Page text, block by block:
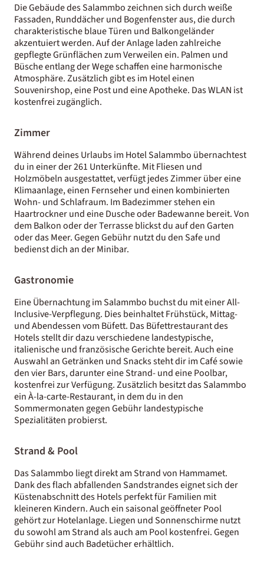
Die Gebäude des Salammbo zeichnen sich durch weiße
Fassaden, Runddächer und Bogenfenster aus, die durch
charakteristische blaue Türen und Balkongeländer
akzentuiert werden. Auf der Anlage laden zahlreiche
gepflegte Grünflächen zum Verweilen ein. Palmen und
Büsche entlang der Wege schaffen eine harmonische
Atmosphäre. Zusätzlich gibt es im Hotel einen
Souvenirshop, eine Post und eine Apotheke. Das WLAN ist
kostenfrei zugänglich.
Zimmer
Während deines Urlaubs im Hotel Salammbo übernachtest
du in einer der 261 Unterkünfte. Mit Fliesen und
Holzmöbeln ausgestattet, verfügt jedes Zimmer über eine
Klimaanlage, einen Fernseher und einen kombinierten
Wohn- und Schlafraum. Im Badezimmer stehen ein
Haartrockner und eine Dusche oder Badewanne bereit. Von
dem Balkon oder der Terrasse blickst du auf den Garten
oder das Meer. Gegen Gebühr nutzt du den Safe und
bedienst dich an der Minibar.
Gastronomie
Eine Übernachtung im Salammbo buchst du mit einer All-
Inclusive-Verpflegung. Dies beinhaltet Frühstück, Mittag-
und Abendessen vom Büfett. Das Büfettrestaurant des
Hotels stellt dir dazu verschiedene landestypische,
italienische und französische Gerichte bereit. Auch eine
Auswahl an Getränken und Snacks steht dir im Café sowie
den vier Bars, darunter eine Strand- und eine Poolbar,
kostenfrei zur Verfügung. Zusätzlich besitzt das Salammbo
ein À-la-carte-Restaurant, in dem du in den
Sommermonaten gegen Gebühr landestypische
Spezialitäten probierst.
Strand & Pool
Das Salammbo liegt direkt am Strand von Hammamet.
Dank des flach abfallenden Sandstrandes eignet sich der
Küstenabschnitt des Hotels perfekt für Familien mit
kleineren Kindern. Auch ein saisonal geöffneter Pool
gehört zur Hotelanlage. Liegen und Sonnenschirme nutzt
du sowohl am Strand als auch am Pool kostenfrei. Gegen
Gebühr sind auch Badetücher erhältlich.